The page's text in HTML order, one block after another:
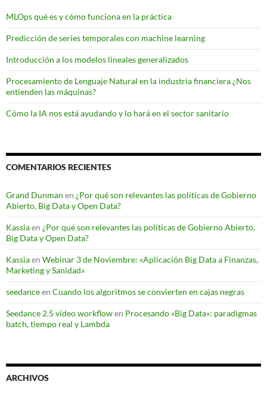
MLOps qué es y cómo funciona en la práctica
Predicción de series temporales con machine learning
Introducción a los modelos lineales generalizados
Procesamiento de Lenguaje Natural en la industria financiera ¿Nos
entienden las máquinas?
Cómo la IA nos está ayudando y lo hará en el sector sanitario
COMENTARIOS RECIENTES
Grand Dunman en ¿Por qué son relevantes las políticas de Gobierno
Abierto, Big Data y Open Data?
Kassiaen ¿Por qué son relevantes las políticas de Gobierno Abierto,
Big Data y Open Data?
Kassiaen Webinar 3 de Noviembre: «Aplicación Big Data a Finanzas,
Marketing y Sanidad»
seedanceen Cuando los algoritmos se convierten en cajas negras
Seedance 2.5 video workflowen Procesando «Big Data»: paradigmas
batch, tiempo real y Lambda
ARCHIVOS